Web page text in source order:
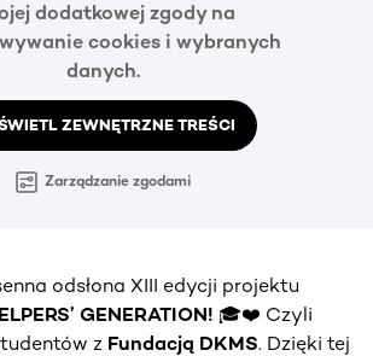
dodatkowej zgody na
cookies i wybranych
danych.
ZEWNĘTRZNE TREŚCI
Zarządzanie zgodami
odsłona XIII edycji projektu
GENERATION! 🎓❤️ Czyli
z Fundacją DKMS. Dzięki tej